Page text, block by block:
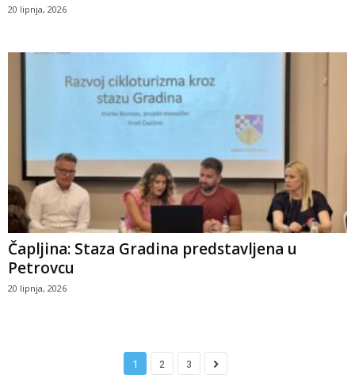
20 lipnja, 2026
Čapljina: Staza Gradina predstavljena u
Petrovcu
20 lipnja, 2026
1 2 3